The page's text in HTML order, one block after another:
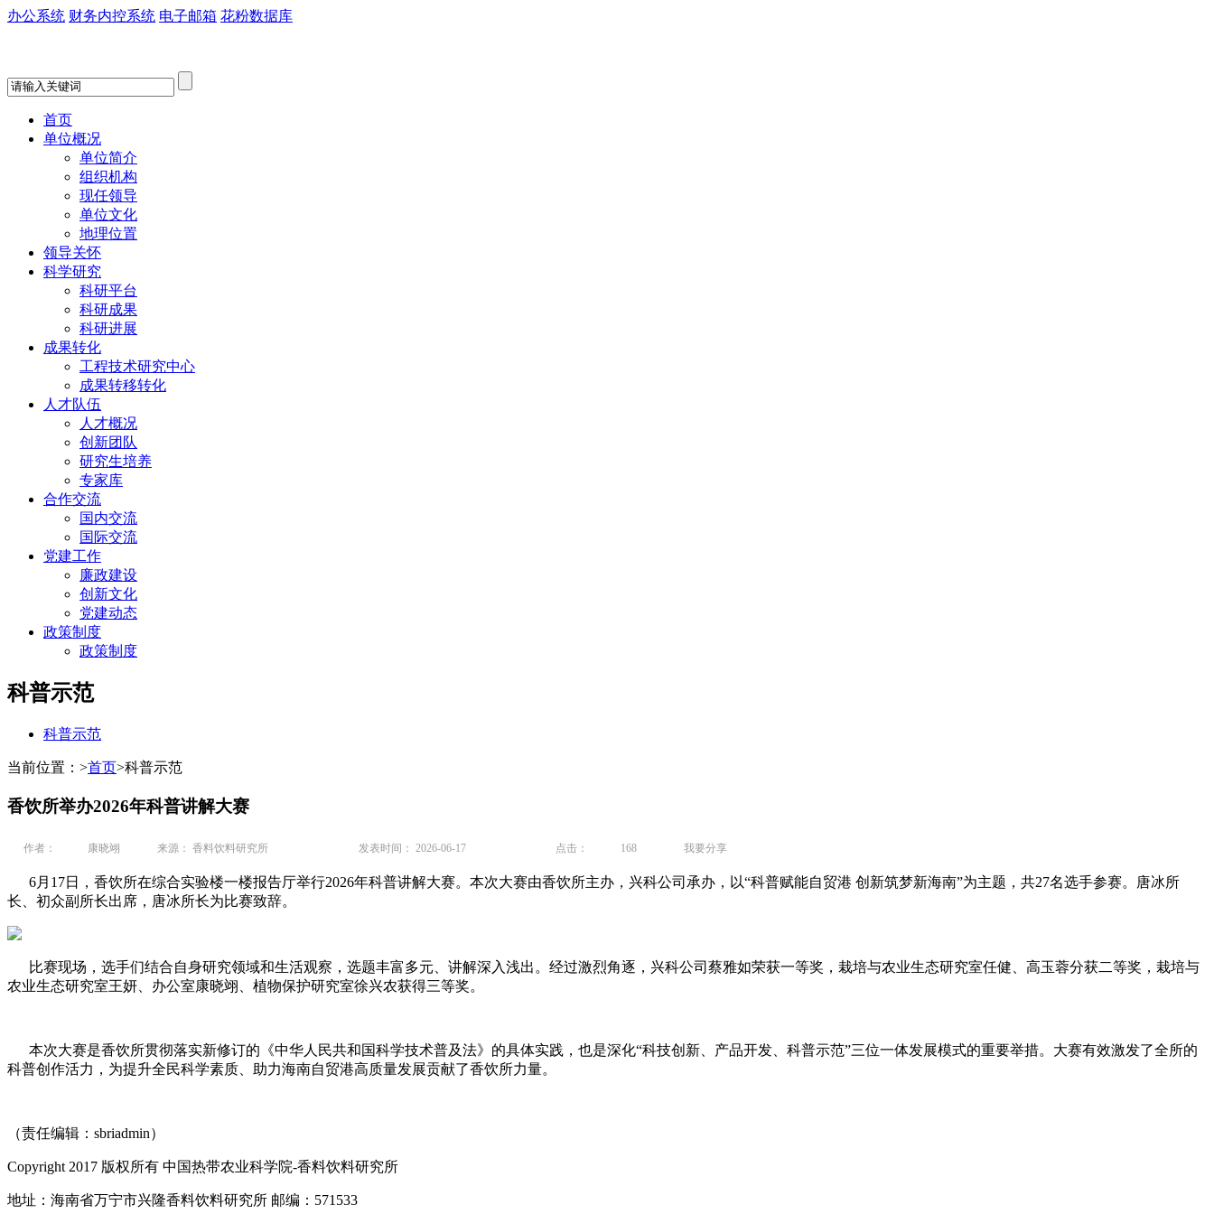
办公系统 财务内控系统 电子邮箱 花粉数据库
首页
单位概况
单位简介
组织机构
现任领导
单位文化
地理位置
领导关怀
科学研究
科研平台
科研成果
科研进展
成果转化
工程技术研究中心
成果转移转化
人才队伍
人才概况
创新团队
研究生培养
专家库
合作交流
国内交流
国际交流
党建工作
廉政建设
创新文化
党建动态
政策制度
政策制度
科普示范
科普示范
当前位置： >首页>科普示范
香饮所举办2026年科普讲解大赛
作者： 康晓翊 来源： 香料饮料研究所 发表时间： 2026-06-17 点击： 168 我要分享
6月17日，香饮所在综合实验楼一楼报告厅举行2026年科普讲解大赛。本次大赛由香饮所主办，兴科公司承办，以“科普赋能自贸港 创新筑梦新海南”为主题，共27名选手参赛。唐冰所
长、初众副所长出席，唐冰所长为比赛致辞。
比赛现场，选手们结合自身研究领域和生活观察，选题丰富多元、讲解深入浅出。经过激烈角逐，兴科公司蔡雅如荣获一等奖，栽培与农业生态研究室任健、高玉蓉分获二等奖，栽培与
农业生态研究室王妍、办公室康晓翊、植物保护研究室徐兴农获得三等奖。
本次大赛是香饮所贯彻落实新修订的《中华人民共和国科学技术普及法》的具体实践，也是深化“科技创新、产品开发、科普示范”三位一体发展模式的重要举措。大赛有效激发了全所的
科普创作活力，为提升全民科学素质、助力海南自贸港高质量发展贡献了香饮所力量。
（责任编辑：sbriadmin）
Copyright 2017 版权所有 中国热带农业科学院-香料饮料研究所
地址：海南省万宁市兴隆香料饮料研究所 邮编：571533